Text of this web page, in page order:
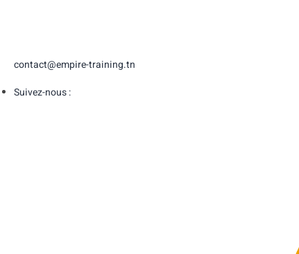
contact@empire-training.tn
Suivez-nous :